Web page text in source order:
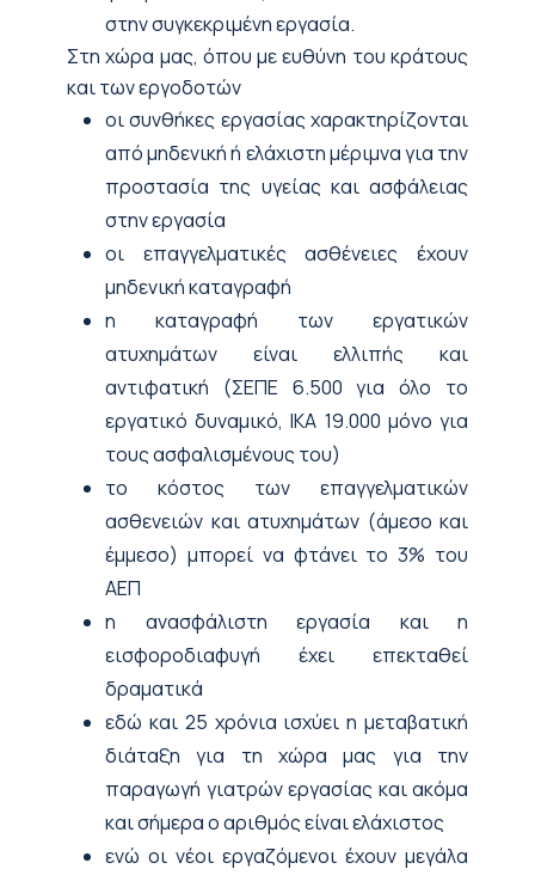
στην συγκεκριμένη εργασία.
Στη χώρα μας, όπου με ευθύνη του κράτους
και των εργοδοτών
οι συνθήκες εργασίας χαρακτηρίζονται
από μηδενική ή ελάχιστη μέριμνα για την
προστασία της υγείας και ασφάλειας
στην εργασία
οι επαγγελματικές ασθένειες έχουν
μηδενική καταγραφή
η καταγραφή των εργατικών
ατυχημάτων είναι ελλιπής και
αντιφατική (ΣΕΠΕ 6.500 για όλο το
εργατικό δυναμικό, ΙΚΑ 19.000 μόνο για
τους ασφαλισμένους του)
το κόστος των επαγγελματικών
ασθενειών και ατυχημάτων (άμεσο και
έμμεσο) μπορεί να φτάνει το 3% του
ΑΕΠ
η ανασφάλιστη εργασία και η
εισφοροδιαφυγή έχει επεκταθεί
δραματικά
εδώ και 25 χρόνια ισχύει η μεταβατική
διάταξη για τη χώρα μας για την
παραγωγή γιατρών εργασίας και ακόμα
και σήμερα ο αριθμός είναι ελάχιστος
ενώ οι νέοι εργαζόμενοι έχουν μεγάλα